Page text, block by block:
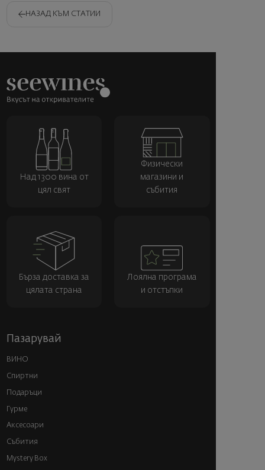
НАЗАД КЪМ СТАТИИ
Над 1300 вина от
цял свят
Физически
магазини и
събития
Бърза доставка за
цялата страна
Лоялна програма
и отстъпки
Пазарувай
ВИНО
Спиртни
Подаръци
Гурме
Аксесоари
Събития
Mystery Box